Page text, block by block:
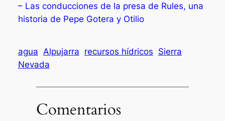
– Las conducciones de la presa de Rules, una
historia de Pepe Gotera y Otilio
agua Alpujarra recursos hídricos Sierra
Nevada
Comentarios